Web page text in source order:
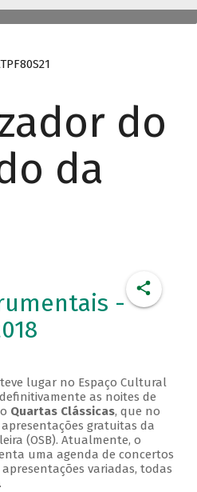
do
da
-
lugar no Espaço Cultural
definitivamente as noites de
Quartas Clássicas, que no
gratuitas da
(OSB). Atualmente, o
uma agenda de concertos
variadas, todas
.